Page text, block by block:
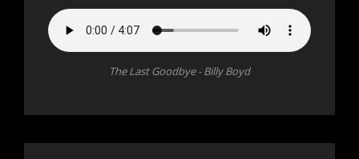
The Last Goodbye - Billy Boyd